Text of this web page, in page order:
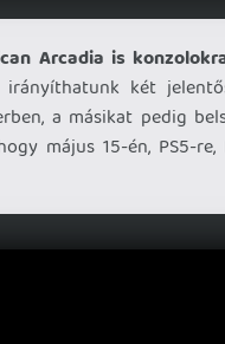
Arcadia is
irányíthatunk két
a másikat pedig
május 15-én, PS5-